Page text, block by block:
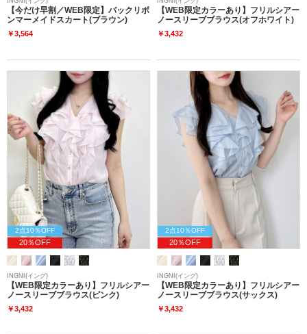
【今だけ早割／WEB限定】バックリボ
ンマーメイドスカート(ブラウン)
￥3,564
【WEB限定カラーあり】フリルシアー
ノースリーブブラウス(オフホワイト)
￥3,432
2点10％OFF
20％OFF
INGNI(イング)
【WEB限定カラーあり】フリルシアー
ノースリーブブラウス(ピンク)
￥3,432
2点10％OFF
20％OFF
INGNI(イング)
【WEB限定カラーあり】フリルシアー
ノースリーブブラウス(サックス)
￥3,432